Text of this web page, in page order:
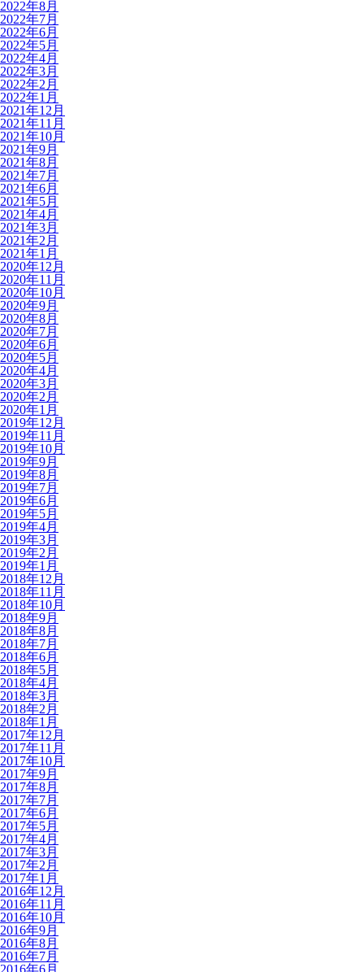
2022年8月
2022年7月
2022年6月
2022年5月
2022年4月
2022年3月
2022年2月
2022年1月
2021年12月
2021年11月
2021年10月
2021年9月
2021年8月
2021年7月
2021年6月
2021年5月
2021年4月
2021年3月
2021年2月
2021年1月
2020年12月
2020年11月
2020年10月
2020年9月
2020年8月
2020年7月
2020年6月
2020年5月
2020年4月
2020年3月
2020年2月
2020年1月
2019年12月
2019年11月
2019年10月
2019年9月
2019年8月
2019年7月
2019年6月
2019年5月
2019年4月
2019年3月
2019年2月
2019年1月
2018年12月
2018年11月
2018年10月
2018年9月
2018年8月
2018年7月
2018年6月
2018年5月
2018年4月
2018年3月
2018年2月
2018年1月
2017年12月
2017年11月
2017年10月
2017年9月
2017年8月
2017年7月
2017年6月
2017年5月
2017年4月
2017年3月
2017年2月
2017年1月
2016年12月
2016年11月
2016年10月
2016年9月
2016年8月
2016年7月